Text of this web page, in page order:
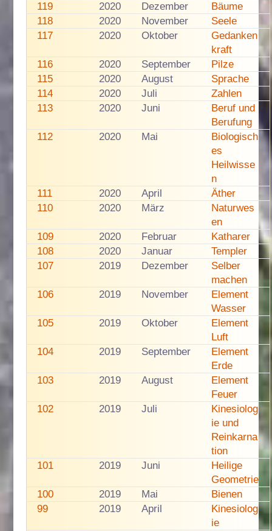
119
2020 Dezember
Bäume
118
2020 November
Seele
117
2020 Oktober
Gedanken
kraft
116
2020 September
Pilze
115
2020 August
Sprache
114
2020 Juli
Zahlen
113
2020 Juni
Beruf und
Berufung
112
2020 Mai
Biologisch
es
Heilwisse
n
111
2020 April
Äther
110
2020 März
Naturwes
en
109
2020 Februar
Katharer
108
2020 Januar
Templer
107
2019 Dezember
Selber
machen
106
2019 November
Element
Wasser
105
2019 Oktober
Element
Luft
104
2019 September
Element
Erde
103
2019 August
Element
Feuer
102
2019 Juli
Kinesiolog
ie und
Reinkarna
tion
101
2019 Juni
Heilige
Geometrie
100
2019 Mai
Bienen
99
2019 April
Kinesiolog
ie